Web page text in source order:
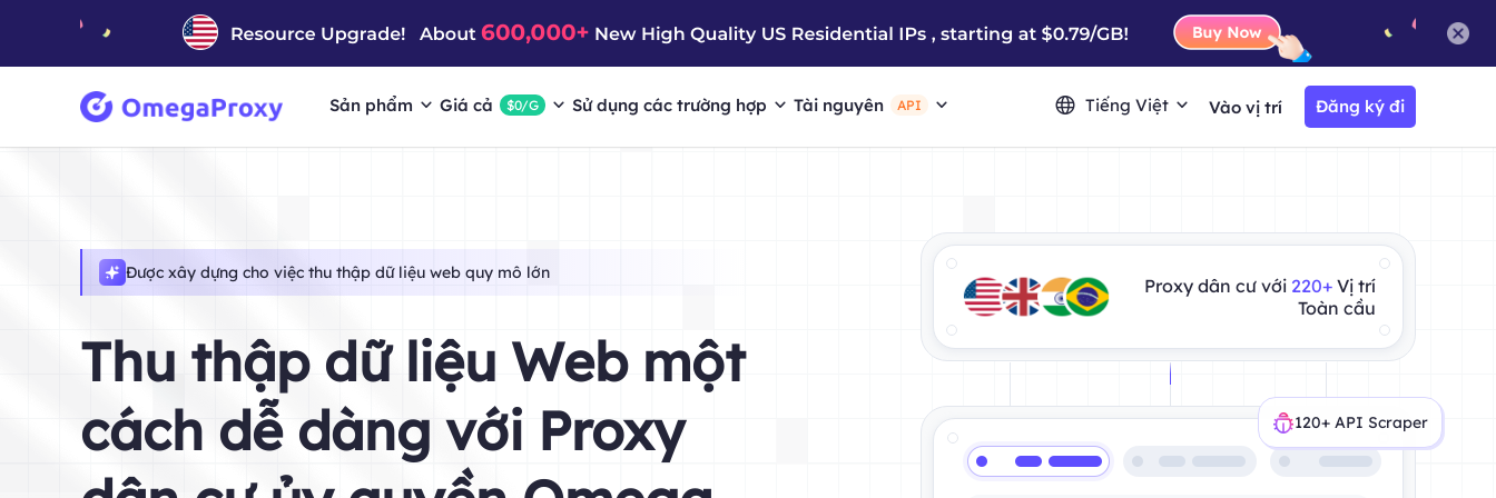
Sản phẩm Giá cả $0/G Sử dụng các trường hợp Tài nguyên API Tiếng Việt Vào vị trí Đăng ký đi
Được xây dựng cho việc thu thập dữ liệu web quy mô lớn
Thu thập dữ liệu Web một
cách dễ dàng với Proxy
Proxy dân cư với 220+ Vị trí
Toàn cầu
120+ API Scraper